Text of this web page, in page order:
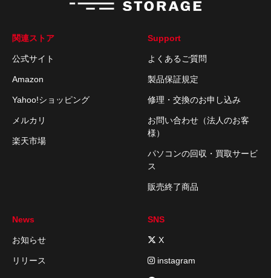
関連ストア
公式サイト
Amazon
Yahoo!ショッピング
メルカリ
楽天市場
Support
よくあるご質問
製品保証規定
修理・交換のお申し込み
お問い合わせ（法人のお客
様）
パソコンの回収・買取サービ
ス
販売終了商品
News
お知らせ
リリース
SNS
X
instagram